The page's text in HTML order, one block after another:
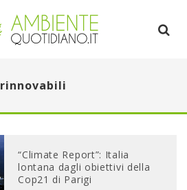
rinnovabili
“Climate Report”: Italia
lontana dagli obiettivi della
Cop21 di Parigi